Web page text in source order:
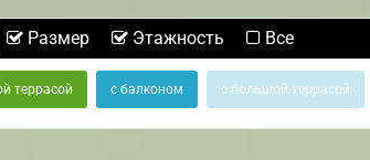
Размер Этажность Все
террасой с балконом с большой террасой